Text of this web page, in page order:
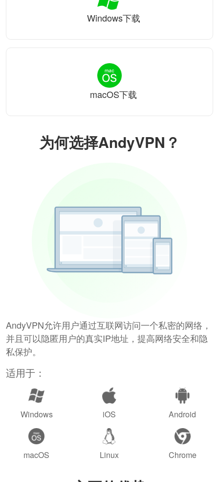
为何选择AndyVPN？
AndyVPN允许用户通过互联网访问一个私密的网络，
并且可以隐匿用户的真实IP地址，提高网络安全和隐
私保护。
适用于：
Windows iOS Android
macOS Linux Chrome
Windows下载
macOS下载